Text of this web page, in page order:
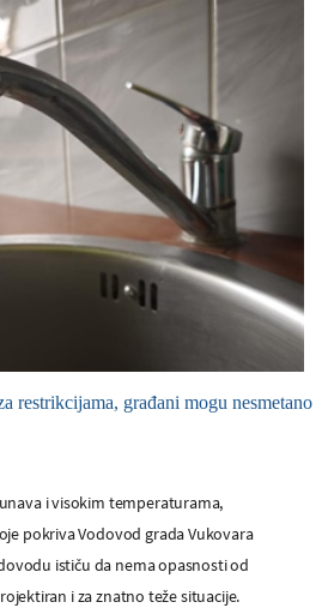
restrikcijama, građani mogu nesmetano
i visokim temperaturama,
pokriva Vodovod grada Vukovara
ističu da nema opasnosti od
i za znatno teže situacije.